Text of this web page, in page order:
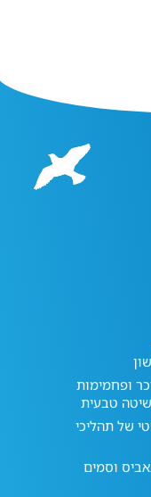
ופחמימות
טבעית
של תהליכי
וסמים